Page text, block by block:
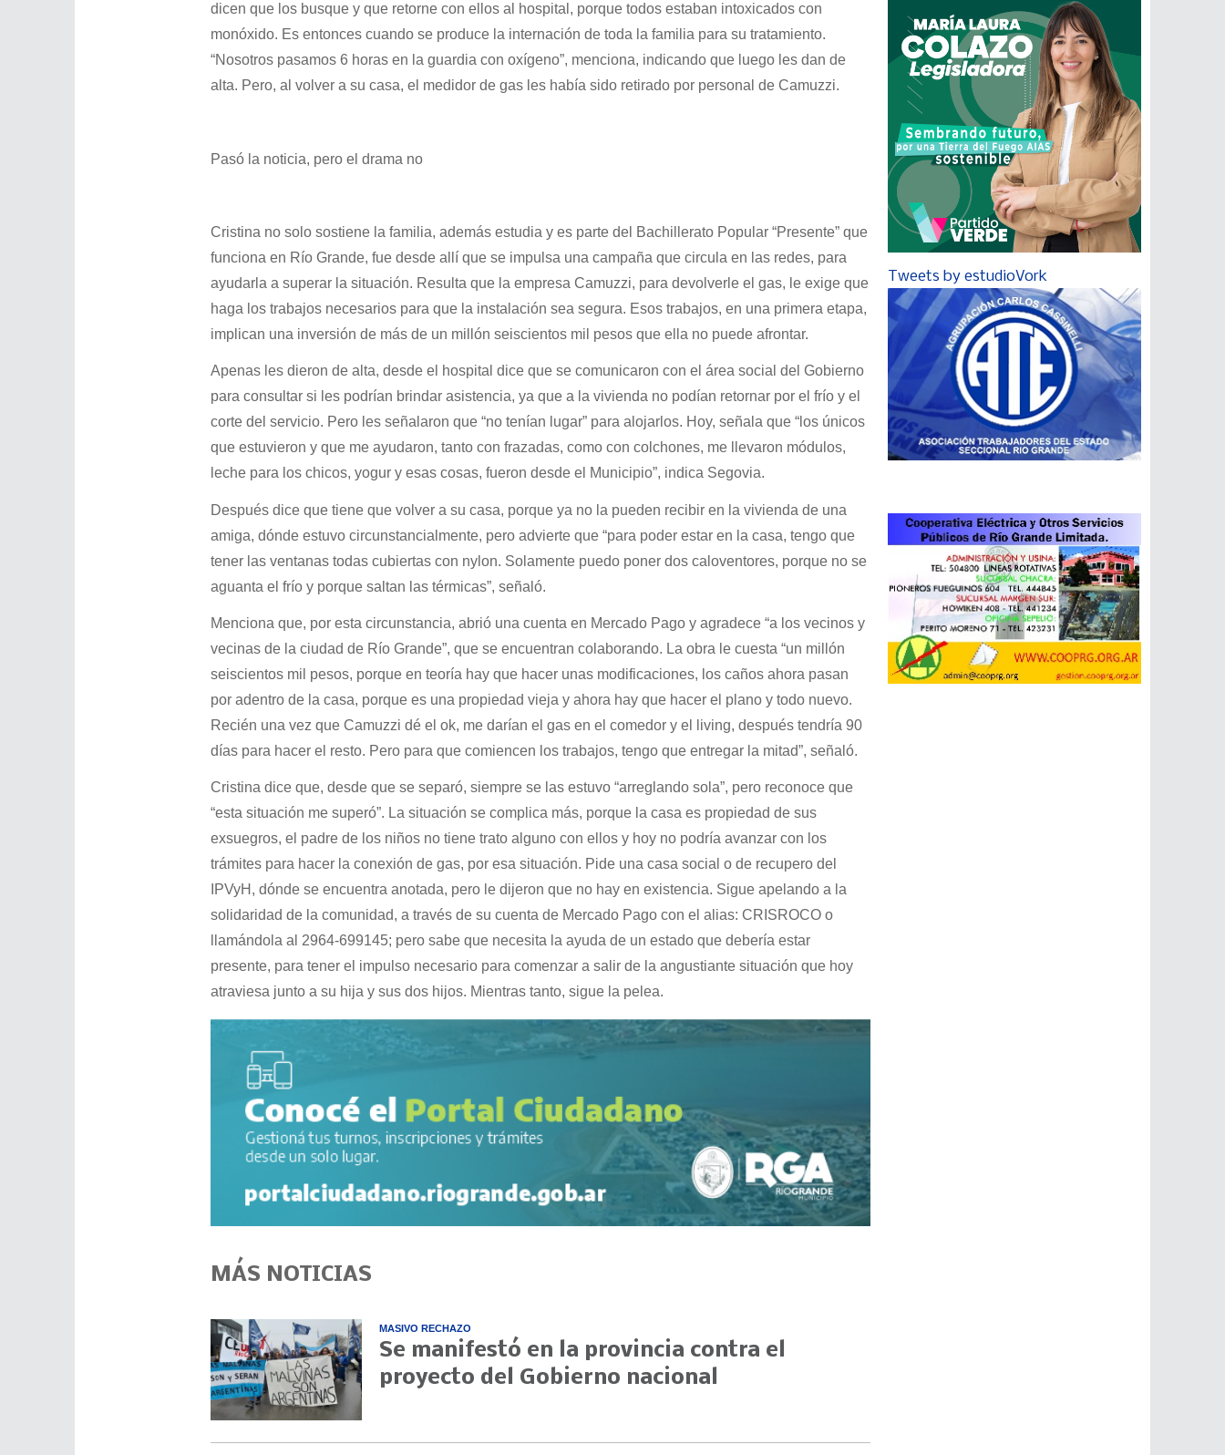
dicen que los busque y que retorne con ellos al hospital, porque todos estaban intoxicados con
monóxido. Es entonces cuando se produce la internación de toda la familia para su tratamiento.
“Nosotros pasamos 6 horas en la guardia con oxígeno”, menciona, indicando que luego les dan de
alta. Pero, al volver a su casa, el medidor de gas les había sido retirado por personal de Camuzzi.
Pasó la noticia, pero el drama no
Cristina no solo sostiene la familia, además estudia y es parte del Bachillerato Popular “Presente” que
funciona en Río Grande, fue desde allí que se impulsa una campaña que circula en las redes, para
ayudarla a superar la situación. Resulta que la empresa Camuzzi, para devolverle el gas, le exige que
haga los trabajos necesarios para que la instalación sea segura. Esos trabajos, en una primera etapa,
implican una inversión de más de un millón seiscientos mil pesos que ella no puede afrontar.
Apenas les dieron de alta, desde el hospital dice que se comunicaron con el área social del Gobierno
para consultar si les podrían brindar asistencia, ya que a la vivienda no podían retornar por el frío y el
corte del servicio. Pero les señalaron que “no tenían lugar” para alojarlos. Hoy, señala que “los únicos
que estuvieron y que me ayudaron, tanto con frazadas, como con colchones, me llevaron módulos,
leche para los chicos, yogur y esas cosas, fueron desde el Municipio”, indica Segovia.
Después dice que tiene que volver a su casa, porque ya no la pueden recibir en la vivienda de una
amiga, dónde estuvo circunstancialmente, pero advierte que “para poder estar en la casa, tengo que
tener las ventanas todas cubiertas con nylon. Solamente puedo poner dos caloventores, porque no se
aguanta el frío y porque saltan las térmicas”, señaló.
Menciona que, por esta circunstancia, abrió una cuenta en Mercado Pago y agradece “a los vecinos y
vecinas de la ciudad de Río Grande”, que se encuentran colaborando. La obra le cuesta “un millón
seiscientos mil pesos, porque en teoría hay que hacer unas modificaciones, los caños ahora pasan
por adentro de la casa, porque es una propiedad vieja y ahora hay que hacer el plano y todo nuevo.
Recién una vez que Camuzzi dé el ok, me darían el gas en el comedor y el living, después tendría 90
días para hacer el resto. Pero para que comiencen los trabajos, tengo que entregar la mitad”, señaló.
Cristina dice que, desde que se separó, siempre se las estuvo “arreglando sola”, pero reconoce que
“esta situación me superó”. La situación se complica más, porque la casa es propiedad de sus
exsuegros, el padre de los niños no tiene trato alguno con ellos y hoy no podría avanzar con los
trámites para hacer la conexión de gas, por esa situación. Pide una casa social o de recupero del
IPVyH, dónde se encuentra anotada, pero le dijeron que no hay en existencia. Sigue apelando a la
solidaridad de la comunidad, a través de su cuenta de Mercado Pago con el alias: CRISROCO o
llamándola al 2964-699145; pero sabe que necesita la ayuda de un estado que debería estar
presente, para tener el impulso necesario para comenzar a salir de la angustiante situación que hoy
atraviesa junto a su hija y sus dos hijos. Mientras tanto, sigue la pelea.
MÁS NOTICIAS
MASIVO RECHAZO
Se manifestó en la provincia contra el
proyecto del Gobierno nacional
Tweets by estudioVork